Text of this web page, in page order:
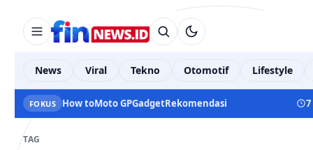
News Viral Tekno Otomotif Lifestyle
FOKUS How toMoto GPGadgetRekomendasi
TAG